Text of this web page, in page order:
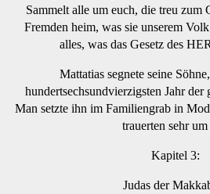
Sammelt alle um euch, die treu zum
Fremden heim, was sie unserem
alles, was das Gesetz des
Mattatias segnete seine
hundertsechsundvierzigsten Jahr der
Man setzte ihn im Familiengrab in
trauerten sehr
Kapitel 3:
Judas der